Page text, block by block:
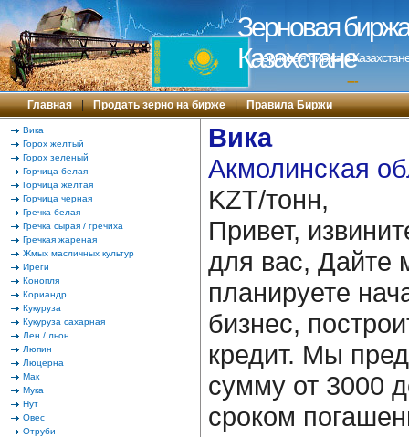
Зерновая
Казахстане
Зерновая биржа в
---
Главная | Продать зерно на бирже | Правила Биржи
Вика
Горох желтый
Горох зеленый
Горчица белая
Горчица желтая
Горчица черная
Гречка белая
Гречка сырая / гречиха
Гречкая жареная
Жмых масличных культур
Иреги
Конопля
Кориандр
Кукуруза
Кукуруза сахарная
Лен / льон
Люпин
Люцерна
Мак
Мука
Нут
Овес
Отруби
Вика
Акмолинская
KZT/тонн,
Привет,
для вас, Дайте
планируете
бизнес,
кредит. Мы
сумму от 3000
сроком